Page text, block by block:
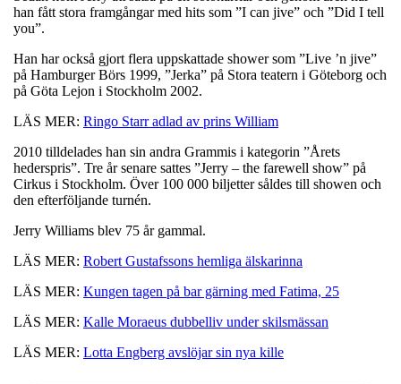
han fått stora framgångar med hits som ”I can jive” och ”Did I tell
you”.
Han har också gjort flera uppskattade shower som ”Live ’n jive”
på Hamburger Börs 1999, ”Jerka” på Stora teatern i Göteborg och
på Göta Lejon i Stockholm 2002.
LÄS MER: Ringo Starr adlad av prins William
2010 tilldelades han sin andra Grammis i kategorin ”Årets
hederspris”. Tre år senare sattes ”Jerry – the farewell show” på
Cirkus i Stockholm. Över 100 000 biljetter såldes till showen och
den efterföljande turnén.
Jerry Williams blev 75 år gammal.
LÄS MER: Robert Gustafssons hemliga älskarinna
LÄS MER: Kungen tagen på bar gärning med Fatima, 25
LÄS MER: Kalle Moraeus dubbelliv under skilsmässan
LÄS MER: Lotta Engberg avslöjar sin nya kille